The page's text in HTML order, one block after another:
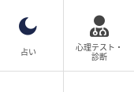
占い
心理テスト・
診断